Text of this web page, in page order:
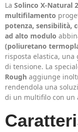
La Solinco X-Natural
multifilamento
potenza, sensibilità,
ad alto modulo
(poliuretano
risposta elastica,
di tensione. La
Rough aggiunge
rendendola una
di un multifilo con un